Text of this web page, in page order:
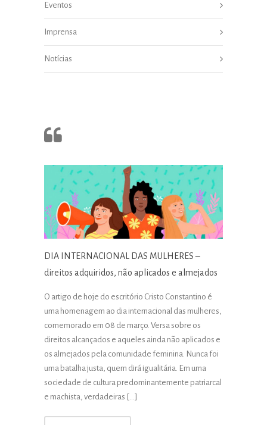
Eventos
Imprensa
Notícias
DIA INTERNACIONAL DAS MULHERES –
direitos adquiridos, não aplicados e almejados
O artigo de hoje do escritório Cristo Constantino é
uma homenagem ao dia internacional das mulheres,
comemorado em 08 de março. Versa sobre os
direitos alcançados e aqueles ainda não aplicados e
os almejados pela comunidade feminina. Nunca foi
uma batalha justa, quem dirá igualitária. Em uma
sociedade de cultura predominantemente patriarcal
e machista, verdadeiras […]